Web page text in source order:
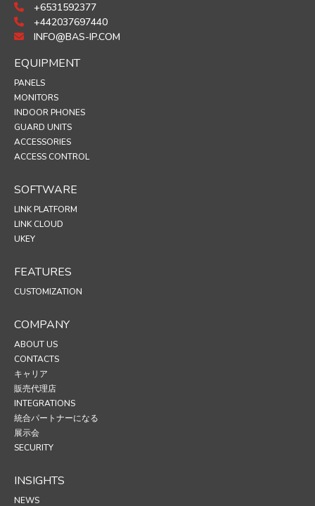
+6531592377
+442037697440
INFO@BAS-IP.COM
EQUIPMENT
PANELS
MONITORS
INDOOR PHONES
GUARD UNITS
ACCESSORIES
ACCESS CONTROL
SOFTWARE
LINK PLATFORM
LINK CLOUD
UKEY
FEATURES
CUSTOMIZATION
COMPANY
ABOUT US
CONTACTS
キャリア
販売代理店
INTEGRATIONS
統合パートナーになる
展示会
SECURITY
INSIGHTS
NEWS